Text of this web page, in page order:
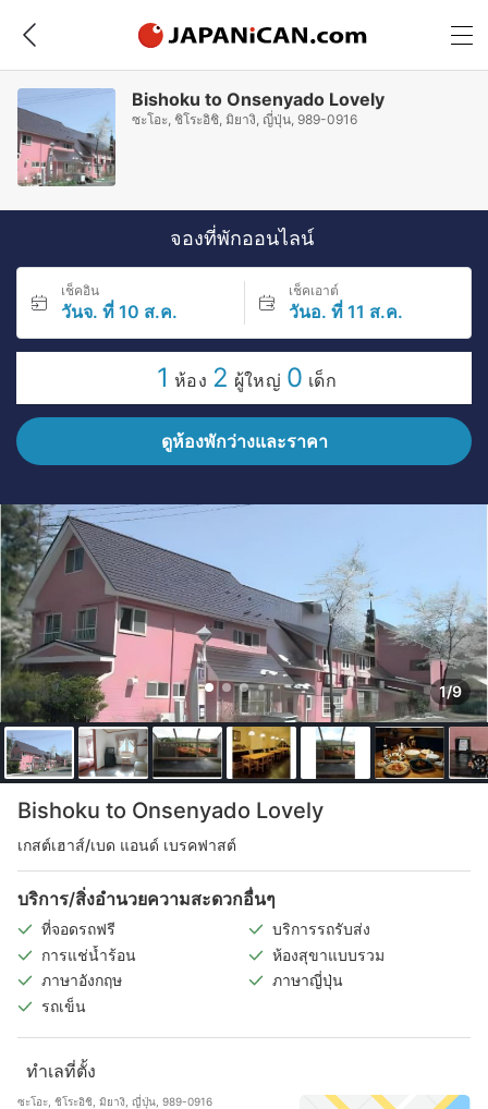
Bishoku to Onsenyado Lovely
ซะโอะ, ชิโระอิชิ, มิยางิ, ญี่ปุ่น, 989-0916
จองที่พักออนไลน์
เช็คอิน
วันจ. ที่ 10 ส.ค.
เช็คเอาต์
วันอ. ที่ 11 ส.ค.
1 ห้อง 2 ผู้ใหญ่ 0 เด็ก
ดูห้องพักว่างและราคา
1/9
Bishoku to Onsenyado Lovely
เกสต์เฮาส์/เบด แอนด์ เบรคฟาสต์
บริการ/สิ่งอำนวยความสะดวกอื่นๆ
ที่จอดรถฟรี
บริการรถรับส่ง
การแช่น้ำร้อน
ห้องสุขาแบบรวม
ภาษาอังกฤษ
ภาษาญี่ปุ่น
รถเข็น
ทำเลที่ตั้ง
ซะโอะ, ชิโระอิชิ, มิยางิ, ญี่ปุ่น, 989-0916